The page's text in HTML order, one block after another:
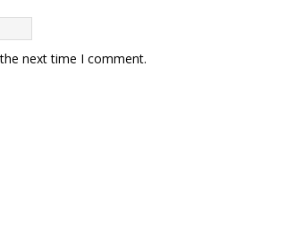
next time I comment.